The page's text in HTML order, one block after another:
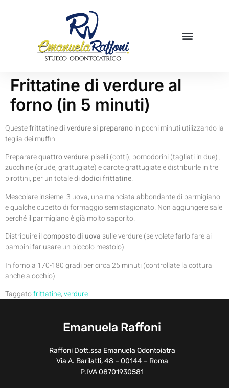
Frittatine di verdure al
forno (in 5 minuti)
Questefrittatine di verdure si preparanoin pochi minuti utilizzando la
teglia dei muffin.
Prepararequattro verdure: piselli (cotti), pomodorini (tagliati in due) ,
zucchine (crude, grattugiate) e carote grattugiate e distribuirle in tre
pirottini, per un totale didodici frittatine.
Mescolare insieme: 3 uova, una manciata abbondante di parmigiano
e qualche cubetto di formaggio semistagionato. Non aggiungere sale
perché il parmigiano è già molto saporito.
Distribuire ilcomposto di uova sulle verdure (se volete farlo fare ai
bambini far usare un piccolo mestolo).
In forno a 170-180 gradi per circa 25 minuti (controllate la cottura
anche a occhio).
Taggatofrittatine,verdure
Emanuela Raffoni
Raffoni Dott.ssa Emanuela Odontoiatra
Via A. Barilatti, 48 – 00144 – Roma
P.IVA 08701930581